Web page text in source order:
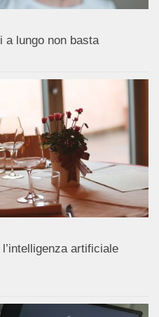
a lungo non basta
artificiale